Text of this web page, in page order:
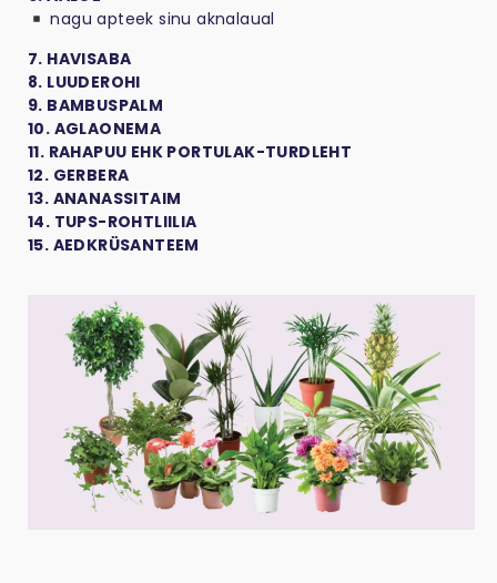
nagu apteek sinu aknalaual
7. HAVISABA
8. LUUDEROHI
9. BAMBUSPALM
10. AGLAONEMA
11. RAHAPUU EHK PORTULAK-TURDLEHT
12. GERBERA
13. ANANASSITAIM
14. TUPS-ROHTLIILIA
15. AEDKRÜSANTEEM